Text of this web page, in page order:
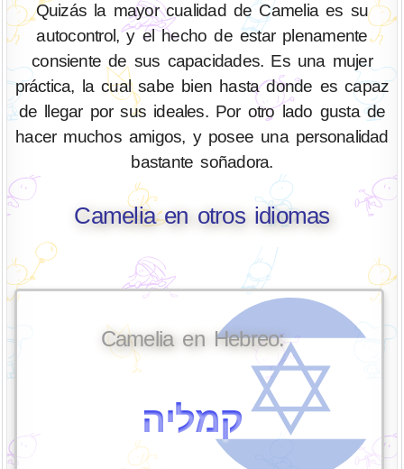
Quizás la mayor cualidad de Camelia es su
autocontrol, y el hecho de estar plenamente
consiente de sus capacidades. Es una mujer
práctica, la cual sabe bien hasta donde es capaz
de llegar por sus ideales. Por otro lado gusta de
hacer muchos amigos, y posee una personalidad
bastante soñadora.
Camelia en otros idiomas
Camelia en Hebreo:
קמליה